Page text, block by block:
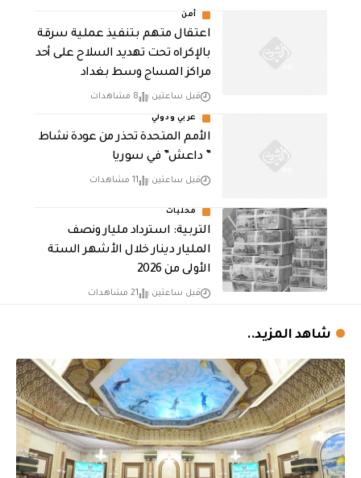
أمن
اعتقال متهم بتنفيذ عملية سرقة
بالإكراه تحت تهديد السلاح على أحد
مراكز المساج وسط بغداد
قبل ساعتين 8 مشاهدات
عربي ودولي
الأمم المتحدة تحذر من عودة نشاط
” داعش” في سوريا
قبل ساعتين 11 مشاهدات
محليات
التربية: استرداد مليار ونصف
المليار دينار خلال الأشهر الستة
الأولى من 2026
قبل ساعتين 21 مشاهدات
شاهد المزيد..